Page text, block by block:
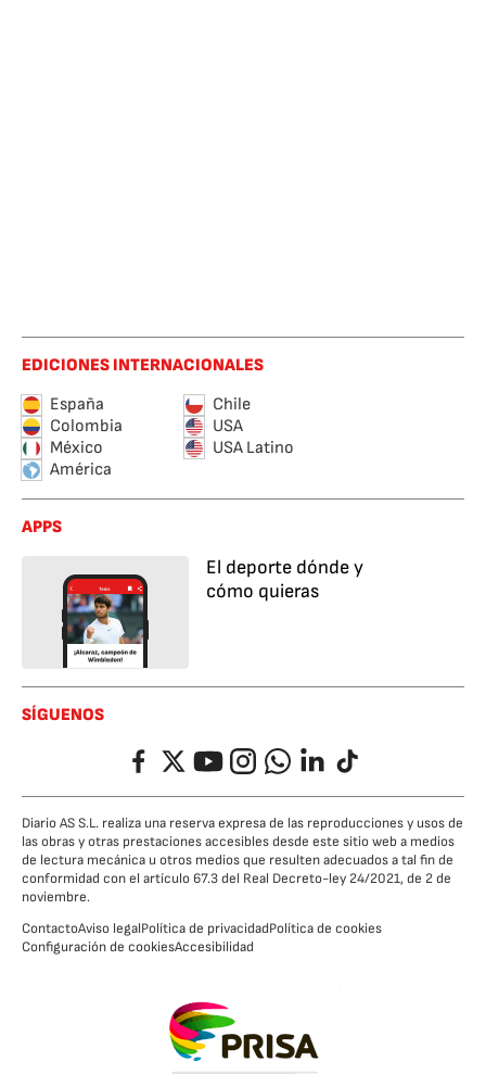
EDICIONES INTERNACIONALES
España
Chile
Colombia
USA
México
USA Latino
América
APPS
El deporte dónde y
cómo quieras
SÍGUENOS
FacebookTwitterYouTubeInstagramWhatsappLinkedIn
TikTok
Diario AS S.L. realiza una reserva expresa de las reproducciones y usos de
las obras y otras prestaciones accesibles desde este sitio web a medios
de lectura mecánica u otros medios que resulten adecuados a tal fin de
conformidad con el artículo 67.3 del Real Decreto-ley 24/2021, de 2 de
noviembre.
ContactoAviso legalPolítica de privacidadPolítica de cookies
Configuración de cookiesAccesibilidad